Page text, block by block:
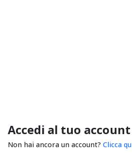
Accedi al tuo account
Non hai ancora un account? Clicca